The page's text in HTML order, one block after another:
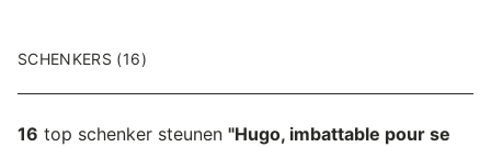
SCHENKERS (16)
16 top schenker steunen "Hugo, imbattable pour se